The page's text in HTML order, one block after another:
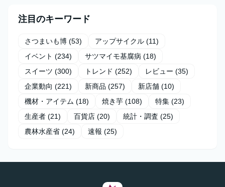
注目のキーワード
さつまいも博 (53) アップサイクル (11)
イベント (234) サツマイモ基腐病 (18)
スイーツ (300) トレンド (252) レビュー (35)
企業動向 (221) 新商品 (257) 新店舗 (10)
機材・アイテム (18) 焼き芋 (108) 特集 (23)
生産者 (21) 百貨店 (20) 統計・調査 (25)
農林水産省 (24) 速報 (25)